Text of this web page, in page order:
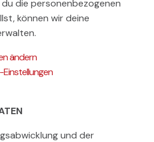
die personenbezogenen
können wir deine
ändern
und der